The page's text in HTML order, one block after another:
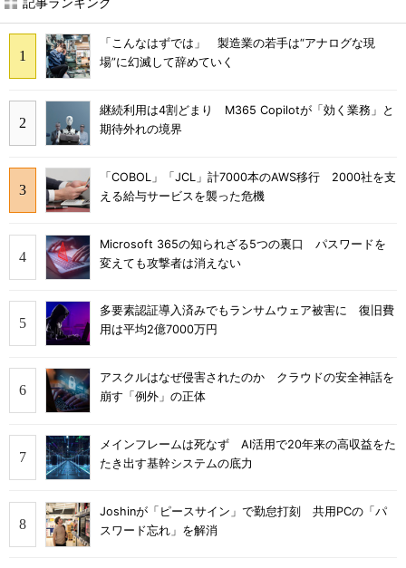
「こんなはずでは」 製造業の若手は“アナログな現
場”に幻滅して辞めていく
継続利用は4割どまり M365 Copilotが「効く業務」と
期待外れの境界
「COBOL」「JCL」計7000本のAWS移行 2000社を支
える給与サービスを襲った危機
Microsoft 365の知られざる5つの裏口 パスワードを
変えても攻撃者は消えない
多要素認証導入済みでもランサムウェア被害に 復旧費
用は平均2億7000万円
アスクルはなぜ侵害されたのか クラウドの安全神話を
崩す「例外」の正体
メインフレームは死なず AI活用で20年来の高収益をた
たき出す基幹システムの底力
Joshinが「ピースサイン」で勤怠打刻 共用PCの「パ
スワード忘れ」を解消